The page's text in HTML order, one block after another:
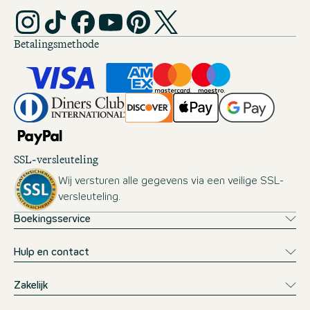
Betalingsmethode
SSL-versleuteling
Wij versturen alle gegevens via een veilige SSL-
versleuteling.
Boekingsservice
Hulp en contact
Zakelijk